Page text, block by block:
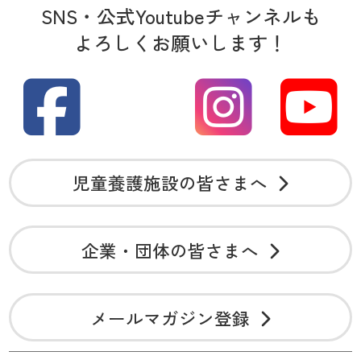
SNS・公式Youtubeチャンネルも
よろしくお願いします！
児童養護施設の皆さまへ
企業・団体の皆さまへ
メールマガジン登録